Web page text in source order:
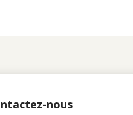
nous